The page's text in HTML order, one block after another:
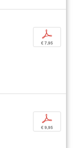
p
€ 7,95
p
€ 9,95